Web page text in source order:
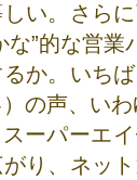
い。さら
な”的な営
か。いち
の声、い
ーパーエ
り、ネッ